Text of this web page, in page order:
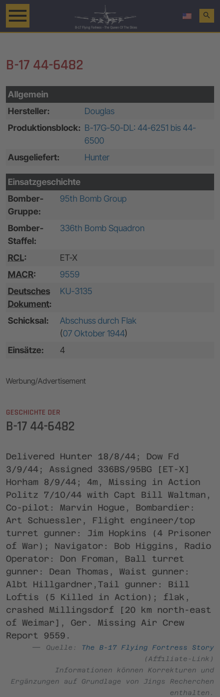
search
B-17 44-6482
Allgemein
Hersteller:
Douglas
Produktionsblock: B-17G-50-DL: 44-6251 bis 44-
6500
Ausgeliefert:
Hunter
Einsatzgeschichte
Bomber-
Gruppe:
95th Bomb Group
Bomber-
Staffel:
336th Bomb Squadron
RCL:
ET-X
MACR:
9559
Deutsches
Dokument:
KU-3135
Schicksal:
Abschuss durch Flak
(07 Oktober 1944)
Einsätze:
4
Werbung/Advertisement
GESCHICHTE DER
B-17 44-6482
Delivered Hunter 18/8/44; Dow Fd
3/9/44; Assigned 336BS/95BG [ET-X]
Horham 8/9/44; 4m, Missing in Action
Politz 7/10/44 with Capt Bill Waltman,
Co-pilot: Marvin Hogue, Bombardier:
Art Schuessler, Flight engineer/top
turret gunner: Jim Hopkins (4 Prisoner
of War); Navigator: Bob Higgins, Radio
Operator: Don Froman, Ball turret
gunner: Dean Thomas, Waist gunner:
Albt Hillgardner,Tail gunner: Bill
Loftis (5 Killed in Action); flak,
crashed Millingsdorf [20 km north-east
of Weimar], Ger. Missing Air Crew
Report 9559.
Quelle:
The B-17 Flying Fortress Story
(Affiliate-Link)
Informationen können Korrekturen und
Ergänzungen auf Grundlage von Jings Recherchen
enthalten.